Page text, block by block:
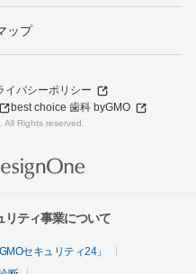
ップ
イバシーポリシー
best choice 歯科 byGMO
Rights reserved.
リティ事業について
セキュリティ24」